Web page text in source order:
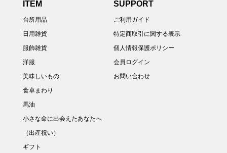
ITEM
台所用品
日用雑貨
服飾雑貨
洋服
美味しいもの
食卓まわり
馬油
小さな命に出会えたあなたへ
（出産祝い）
ギフト
SUPPORT
ご利用ガイド
特定商取引に関する表示
個人情報保護ポリシー
会員ログイン
お問い合わせ